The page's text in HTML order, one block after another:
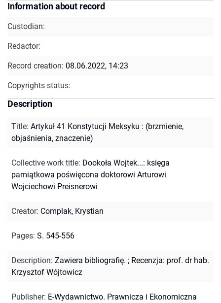
Information about record
Custodian:
Redactor:
Record creation: 08.06.2022, 14:23
Copyrights status:
Description
Title: Artykuł 41 Konstytucji Meksyku : (brzmienie,
objaśnienia, znaczenie)
Collective work title: Dookoła Wojtek...: księga
pamiątkowa poświęcona doktorowi Arturowi
Wojciechowi Preisnerowi
Creator: Complak, Krystian
Pages: S. 545-556
Description: Zawiera bibliografię. ; Recenzja: prof. dr hab.
Krzysztof Wójtowicz
Publisher: E-Wydawnictwo. Prawnicza i Ekonomiczna